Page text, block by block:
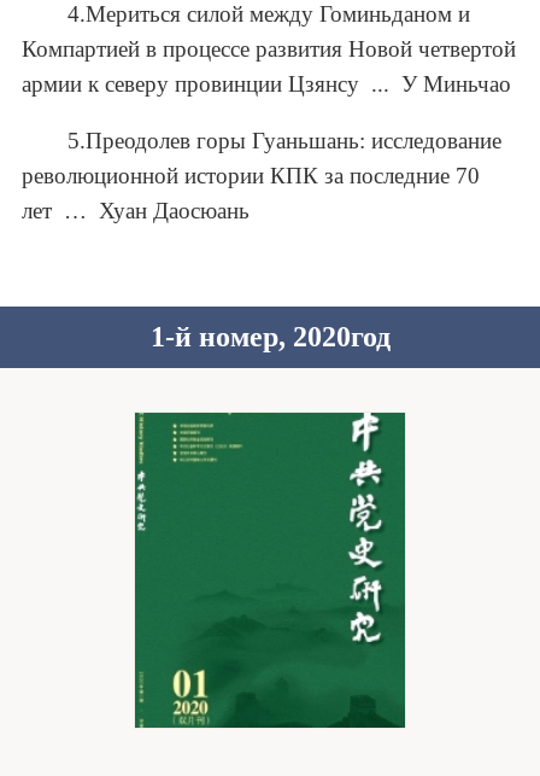
4.Мериться силой между Гоминьданом и
Компартией в процессе развития Новой четвертой
армии к северу провинции Цзянсу ... У Миньчао
5.Преодолев горы Гуаньшань: исследование
революционной истории КПК за последние 70
лет … Хуан Даосюань
1-й номер, 2020год